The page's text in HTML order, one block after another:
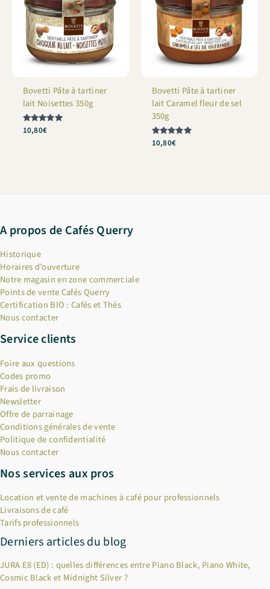
Bovetti Pâte à tartiner
lait Noisettes 350g
Note
10,80€
Bovetti Pâte à tartiner
lait Caramel fleur de sel
350g
Note
10,80€
A propos de Cafés Querry
Historique
Horaires d’ouverture
Notre magasin en zone commerciale
Points de vente Cafés Querry
Certification BIO : Cafés et Thés
Nous contacter
Service clients
Foire aux questions
Codes promo
Frais de livraison
Newsletter
Offre de parrainage
Conditions générales de vente
Politique de confidentialité
Nous contacter
Nos services aux pros
Location et vente de machines à café pour professionnels
Livraisons de café
Tarifs professionnels
Derniers articles du blog
JURA E8 (ED) : quelles différences entre Piano Black, Piano White,
Cosmic Black et Midnight Silver ?